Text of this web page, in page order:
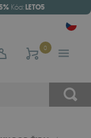
Kód:LETO5
0